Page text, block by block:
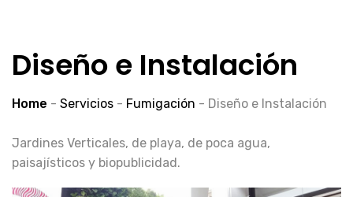
Diseño e Instalación
Home - Servicios - Fumigación - Diseño e Instalación
Jardines Verticales, de playa, de poca agua,
paisajísticos y biopublicidad.